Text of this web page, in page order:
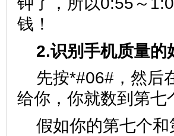
钱！
2.识别手机质量的
先按*#06#，然后
给你，你就数到第七
假如你的第七个